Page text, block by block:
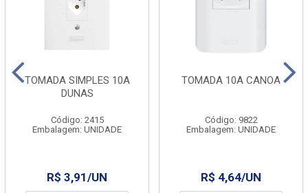
TOMADA SIMPLES 10A
DUNAS
Código: 2415
Embalagem: UNIDADE
R$ 3,91/UN
TOMADA 10A CANOA
Código: 9822
Embalagem: UNIDADE
R$ 4,64/UN